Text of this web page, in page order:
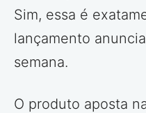
Sim, essa é
lançamento
semana.
O produto aposta